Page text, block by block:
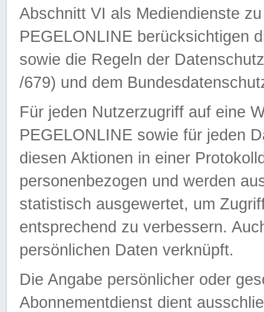
Abschnitt VI als Mediendienste
PEGELONLINE berücksichtigen
sowie die Regeln der
/679) und dem
Für jeden Nutzerzugriff auf eine
PEGELONLINE sowie für jeden
diesen Aktionen in einer
personenbezogen und werden
statistisch ausgewertet, um
entsprechend zu verbessern.
persönlichen Daten verknüpft.
Die Angabe persönlicher oder
Abonnementdienst dient